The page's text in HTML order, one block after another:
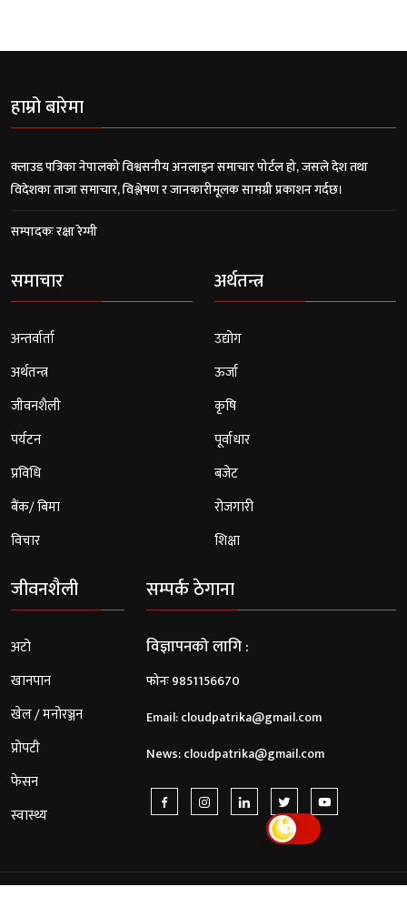
हाम्रो बारेमा
क्लाउड पत्रिका नेपालको विश्वसनीय अनलाइन समाचार पोर्टल हो, जसले देश तथा
विदेशका ताजा समाचार, विश्लेषण र जानकारीमूलक सामग्री प्रकाशन गर्दछ।
सम्पादकः रक्षा रेग्मी
समाचार
अन्तर्वार्ता
अर्थतन्त्र
जीवनशैली
पर्यटन
प्रविधि
बैंक/ बिमा
विचार
अर्थतन्त्र
उद्योग
ऊर्जा
कृषि
पूर्वाधार
बजेट
रोजगारी
शिक्षा
जीवनशैली
अटो
खानपान
खेल / मनोरञ्जन
प्रोपटी
फेसन
स्वास्थ्य
सम्पर्क ठेगाना
विज्ञापनको लागि :
फोनः 9851156670
Email:cloudpatrika@gmail.com
News:cloudpatrika@gmail.com